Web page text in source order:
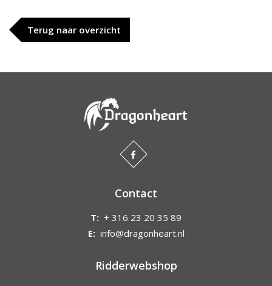
Terug naar overzicht
Contact
T: + 316 23 20 35 89
E: info@dragonheart.nl
Ridderwebshop